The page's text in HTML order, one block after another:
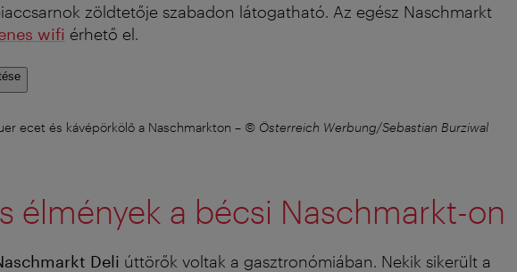
zöldtetője szabadon látogatható. Az egész Naschmarkt
wifi érhető el.
ecet és kávépörkölő a Naschmarkton – © Österreich Werbung/Sebastian Burziwal
élmények a bécsi Naschmarkt-on
Deli úttörők voltak a gasztronómiában. Nekik sikerült a